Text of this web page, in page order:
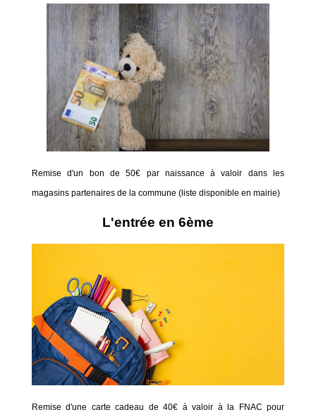
Remise d'un bon de 50€ par naissance à valoir dans les
magasins partenaires de la commune (liste disponible en mairie)
L'entrée en 6ème
Remise d'une carte cadeau de 40€ à valoir à la FNAC pour